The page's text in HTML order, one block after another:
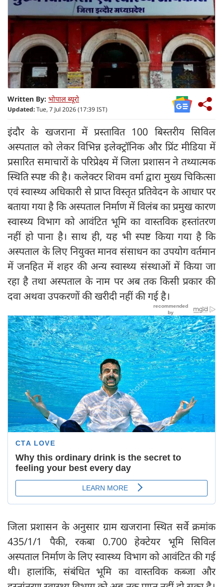
Written By: भोपाल ब्यूरो
Updated:Tue, 7 Jul 2026 (17:39 IST)
इंदौर के खजराना में प्रस्तावित 100 बिस्तरीय सिविल
अस्पताल को लेकर विभिन्न इलेक्ट्रॉनिक और प्रिंट मीडिया में
प्रसारित समाचारों के परिप्रेक्ष्य में जिला प्रशासन ने तथ्यात्मक
स्थिति स्पष्ट की है। कलेक्टर शिवम वर्मा द्वारा मुख्य चिकित्सा
एवं स्वास्थ्य अधिकारी से प्राप्त विस्तृत प्रतिवेदन के आधार पर
बताया गया है कि अस्पताल निर्माण में विलंब का प्रमुख कारण
स्वास्थ्य विभाग को आवंटित भूमि का वास्तविक हस्तांतरण
नहीं हो पाना है। साथ ही, यह भी स्पष्ट किया गया है कि
अस्पताल के लिए नियुक्त मानव संसाधन का उपयोग वर्तमान
में जनहित में शहर की अन्य स्वास्थ्य संस्थाओं में किया जा
रहा है तथा अस्पताल के नाम पर अब तक किसी प्रकार की
दवा अथवा उपकरणों की खरीदी नहीं की गई है।
जिला प्रशासन के अनुसार ग्राम खजराना स्थित सर्वे क्रमांक
435/1/1 पैकी, रकबा 0.700 हेक्टेयर भूमि सिविल
अस्पताल निर्माण के लिए स्वास्थ्य विभाग को आवंटित की गई
थी। हालांकि, संबंधित भूमि का वास्तविक कब्जा और